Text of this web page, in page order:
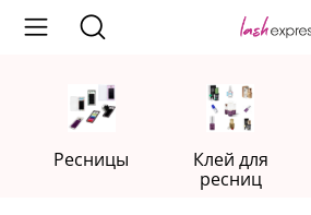
Ресницы
Клей для
ресниц